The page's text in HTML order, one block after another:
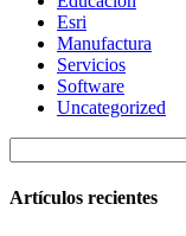
Esri
Manufactura
Servicios
Software
Uncategorized
Artículos recientes